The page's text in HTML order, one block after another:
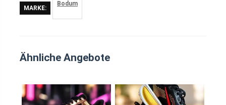
MARKE:
Bodum
Ähnliche Angebote